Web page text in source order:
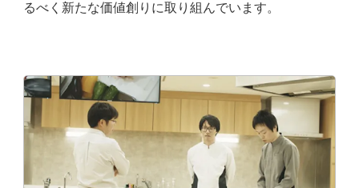
るべく新たな価値創りに取り組んでいます。